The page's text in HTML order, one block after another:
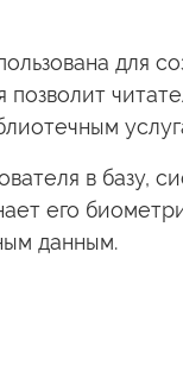
для
позволит
в базу,
его
данным.